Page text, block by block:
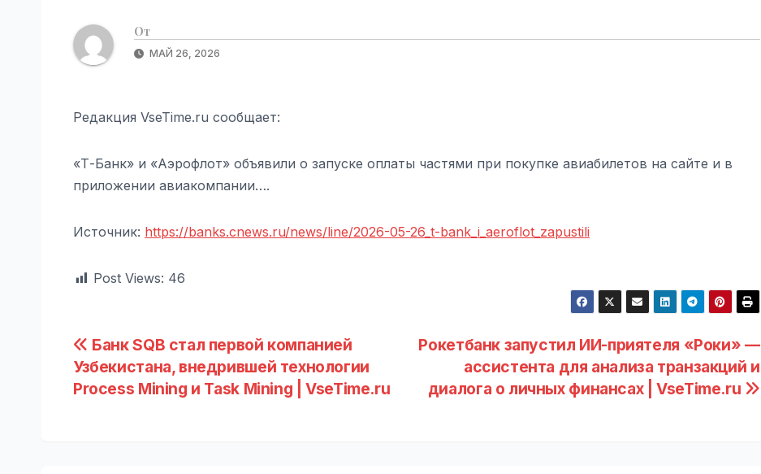
От
МАЙ 26, 2026
Редакция VseTime.ru сообщает:
«Т-Банк» и «Аэрофлот» объявили о запуске оплаты частями при покупке авиабилетов на сайте и в
приложении авиакомпании….
Источник: https://banks.cnews.ru/news/line/2026-05-26_t-bank_i_aeroflot_zapustili
Post Views: 46
Навигация
по
Рокетбанк запустил ИИ-приятеля «Роки» —
ассистента для анализа транзакций и
диалога о личных финансах | VseTime.ru
Банк SQB стал первой компанией
Узбекистана, внедрившей технологии
Process Mining и Task Mining | VseTime.ru